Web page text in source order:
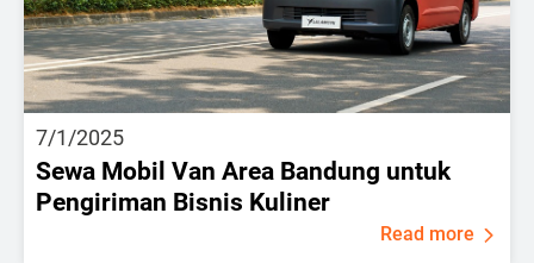
7/1/2025
Sewa Mobil Van Area Bandung untuk
Pengiriman Bisnis Kuliner
Read more